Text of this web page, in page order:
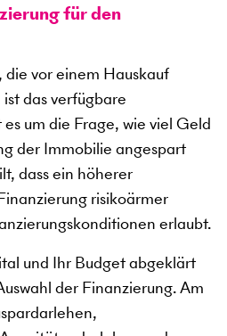
für den
vor einem Hauskauf
das verfügbare
um die Frage, wie viel Geld
der Immobilie angespart
dass ein höherer
risikoärmer
erlaubt.
und Ihr Budget abgeklärt
der Finanzierung. Am